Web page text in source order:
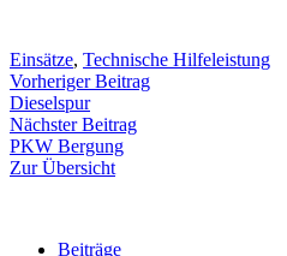
Einsätze, Technische Hilfeleistung
Beitragsnavigation
Vorheriger BeitragVorheriger
Dieselspur
Nächster BeitragNächster
PKW Bergung
Zur Übersicht
Beiträge